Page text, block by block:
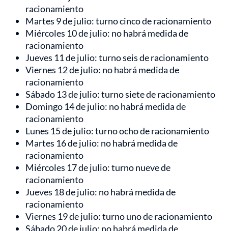
racionamiento
Martes 9 de julio: turno cinco de racionamiento
Miércoles 10 de julio: no habrá medida de
racionamiento
Jueves 11 de julio: turno seis de racionamiento
Viernes 12 de julio: no habrá medida de
racionamiento
Sábado 13 de julio: turno siete de racionamiento
Domingo 14 de julio: no habrá medida de
racionamiento
Lunes 15 de julio: turno ocho de racionamiento
Martes 16 de julio: no habrá medida de
racionamiento
Miércoles 17 de julio: turno nueve de
racionamiento
Jueves 18 de julio: no habrá medida de
racionamiento
Viernes 19 de julio: turno uno de racionamiento
Sábado 20 de julio: no habrá medida de